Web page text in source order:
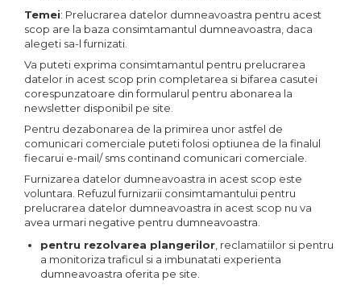
Temei: Prelucrarea datelor dumneavoastra pentru acest
scop are la baza consimtamantul dumneavoastra, daca
alegeti sa-l furnizati.
Va puteti exprima consimtamantul pentru prelucrarea
datelor in acest scop prin completarea si bifarea casutei
corespunzatoare din formularul pentru abonarea la
newsletter disponibil pe site.
Pentru dezabonarea de la primirea unor astfel de
comunicari comerciale puteti folosi optiunea de la finalul
fiecarui e-mail/ sms continand comunicari comerciale.
Furnizarea datelor dumneavoastra in acest scop este
voluntara. Refuzul furnizarii consimtamantului pentru
prelucrarea datelor dumneavoastra in acest scop nu va
avea urmari negative pentru dumneavoastra.
pentru rezolvarea plangerilor, reclamatiilor si pentru
a monitoriza traficul si a imbunatati experienta
dumneavoastra oferita pe site.